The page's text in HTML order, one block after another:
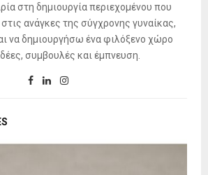
στη δημιουργία περιεχομένου που
ανάγκες της σύγχρονης γυναίκας,
να δημιουργήσω ένα φιλόξενο χώρο
συμβουλές και έμπνευση.